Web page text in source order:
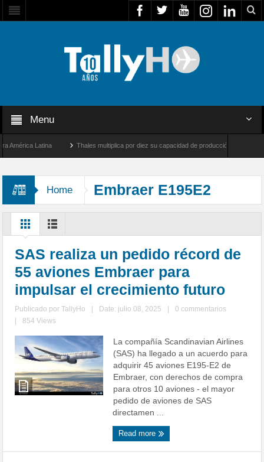
Menu
Latina Thales multiplica por diez su capacidad de producción de radares en
Home Embraer E195E2
SAS realiza un pedido récord de
55 aviones Embraer para
impulsar el crecimiento futuro
Publicado porTallyHo Date: julio 08, 2025
0 commentarios
854 Views
La compañía Scandinavian Airlines
(SAS) ha llegado a un acuerdo para
adquirir 45 aviones E195-E2 de
Embraer, con derechos de compra
para otros 10 aviones - el mayor
pedido de aviones de SAS
directamen ...
Read more